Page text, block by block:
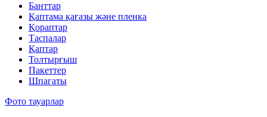
Банттар
Қаптама қағазы және пленка
Қораптар
Таспалар
Қаптар
Толтырғыш
Пакеттер
Шпагаты
Фото тауарлар